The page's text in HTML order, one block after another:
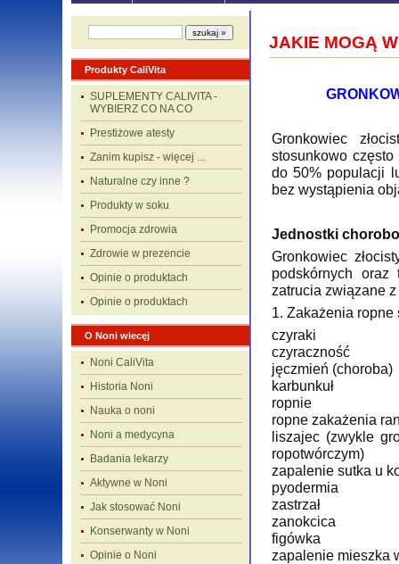
Produkty CaliVita
SUPLEMENTY CALIVITA -
WYBIERZ CO NA CO
Prestiżowe atesty
Zanim kupisz - więcej ...
Naturalne czy inne ?
Produkty w soku
Promocja zdrowia
Zdrowie w prezencie
Opinie o produktach
Opinie o produktach
O Noni wiecęj
Noni CaliVita
Historia Noni
Nauka o noni
Noni a medycyna
Badania lekarzy
Aktywne w Noni
Jak stosować Noni
Konserwanty w Noni
Opinie o Noni
JAKIE MOGĄ
Gronkowiec
stosunkowo
do 50% populacji
bez wystąpienia
Jednostki
Gronkowiec
podskórnych oraz
zatrucia związane
1. Zakażenia ropne
czyraki
czyraczność
jęczmień (choroba)
karbunkuł
ropnie
ropne zakażenia
liszajec (zwykle
ropotwórczym)
zapalenie sutka u
pyodermia
zastrzał
zanokcica
figówka
zapalenie mieszka